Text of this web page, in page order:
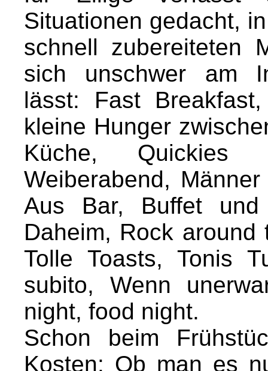
Situationen gedacht,
schnell zubereiteten
sich unschwer am
lässt: Fast
kleine Hunger
Küche, Quickies
Weiberabend,
Aus Bar, Buffet
Daheim, Rock
Tolle Toasts, Tonis
subito, Wenn
night, food night.
Schon beim
Kosten: Ob man es